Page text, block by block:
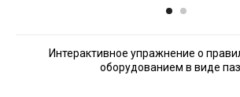
Интерактивное упражнение о
оборудованием в виде